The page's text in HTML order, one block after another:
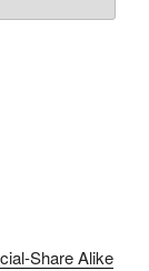
Share Alike